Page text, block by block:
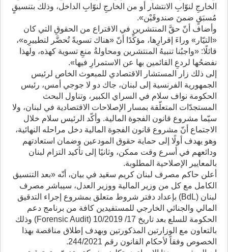
الخارجِ لنوّابِ الانتشار أو من الخارجِ لنوّابِ الداخل، وذلك بتنسيقٍ
مُسبَقٍ ضمنَ صندوقَيْن».
وأضاف أنّ حقَّ المنتشرين في الاقتراع من الحقوقِ التي كان
«التيّار» وراءَ إقرارِها، مؤكِّدًا أنّ «هناك تسويةً تُحضَّر لتطييرِه»،
قائلًا: «واجبُنا تنبيهُ المنتشرين ومحاولةُ منعِ تسوية كهذه، ولهذا
نفضحُها لردعِ القائمين بها عن الاستمرارِ فيها».
إلى ذلك زار المستشار الاقتصادي للمبعوث الخاص لرئيس
الجمهورية الفرنسية إلى لبنان، جاك دو لا جوجي أمس، رئيس
الحكومة نواف سلام في السراي الكبير، وتناول البحث
المستجدّات المتعلّقة بمسار الإصلاحات الاقتصادية في لبنان، ولا
سيّما مشروع قانون الفجوة المالية. وأكّد الرئيس سلام خلال
الاجتماع أنّ مشروع قانون الفجوة المالية دخل مراحله النهائية،
وهو يهدف أولًا إلى حماية حقوق المودعين وضمان استعادتهم
ودائعهم في أسرع وقت ممكن، وثانيًا إلى تأكيد التزام لبنان
بالمعايير الإصلاحية المطلوبة.
أعلن حاكم مصرف لبنان كريم سعَيد في بيان، أنّه «بعد التنسيق
الكامل مع كل من وزير المالية ووزير العدل، سيباشر مصرف
لبنان (BdL) بإعداد دفتر شروط متعلق بمشروع إجراء التدقيق
المالي والجنائي الخارجي للمستفيدين كافة من برنامج دعم
الحكومة للسلع بعد تاريخ 17/ 10/2019 (Forensic Audit) وذلك
بالتعاون مع الوزارتين المذكورتين وبهدف إطلاق مناقصة بهذا
الخصوص وفقاً لأحكام القانون رقم 244/2021.